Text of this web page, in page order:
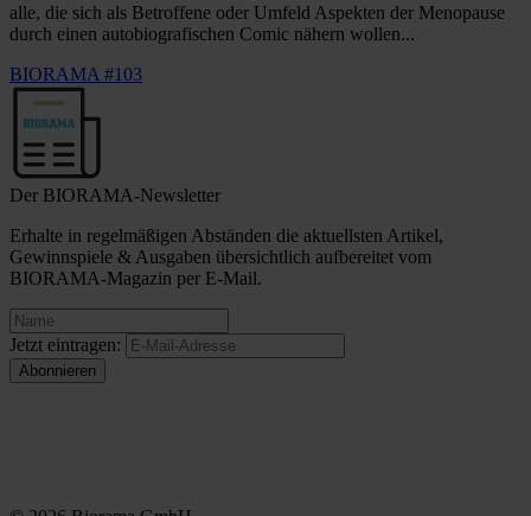
alle, die sich als Betroffene oder Umfeld Aspekten der Menopause
durch einen autobiografischen Comic nähern wollen...
BIORAMA #103
Der BIORAMA-Newsletter
Erhalte in regelmäßigen Abständen die aktuellsten Artikel,
Gewinnspiele & Ausgaben übersichtlich aufbereitet vom
BIORAMA-Magazin per E-Mail.
Jetzt eintragen: